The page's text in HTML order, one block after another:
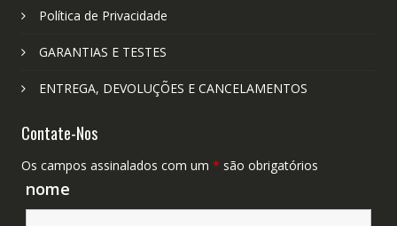
Política de Privacidade
GARANTIAS E TESTES
ENTREGA, DEVOLUÇÕES E CANCELAMENTOS
Contate-Nos
Os campos assinalados com um * são obrigatórios
nome